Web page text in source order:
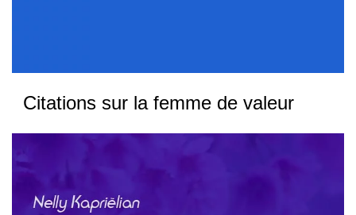
Citations sur la femme de valeur